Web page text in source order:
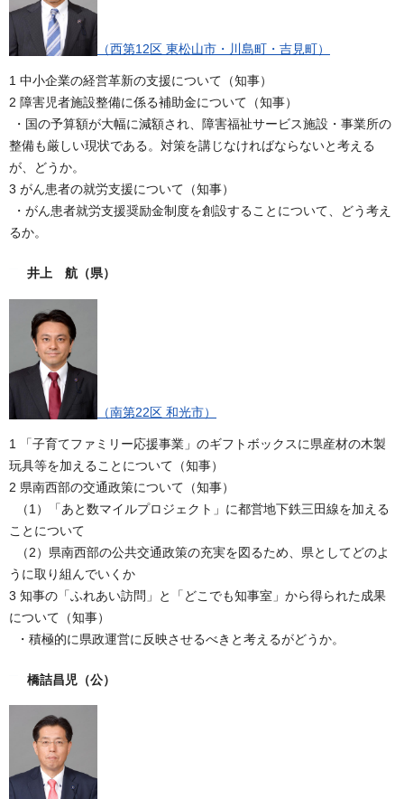
（西第12区 東松山市・川島町・吉見町）
1 中小企業の経営革新の支援について（知事）
2 障害児者施設整備に係る補助金について（知事）
・国の予算額が大幅に減額され、障害福祉サービス施設・事業所の
整備も厳しい現状である。対策を講じなければならないと考える
が、どうか。
3 がん患者の就労支援について（知事）
・がん患者就労支援奨励金制度を創設することについて、どう考え
るか。
井上 航 （県）
（南第22区 和光市）
1 「子育てファミリー応援事業」のギフトボックスに県産材の木製
玩具等を加えることについて（知事）
2 県南西部の交通政策について（知事）
（1）「あと数マイルプロジェクト」に都営地下鉄三田線を加える
ことについて
（2）県南西部の公共交通政策の充実を図るため、県としてどのよ
うに取り組んでいくか
3 知事の「ふれあい訪問」と「どこでも知事室」から得られた成果
について（知事）
・積極的に県政運営に反映させるべきと考えるがどうか。
橋詰昌児 （公）